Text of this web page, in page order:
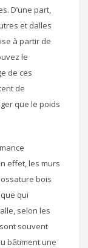
D’une part,
et dalles
à partir de
le
de ces
de
que le poids
effet, les murs
bois
qui
selon les
souvent
bâtiment une